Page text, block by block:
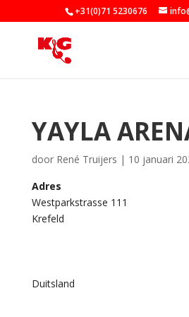
+31(0)71 5230676
YAYLA
door René Truijers | 10 januari
Adres
Westparkstrasse 111
Krefeld
Duitsland